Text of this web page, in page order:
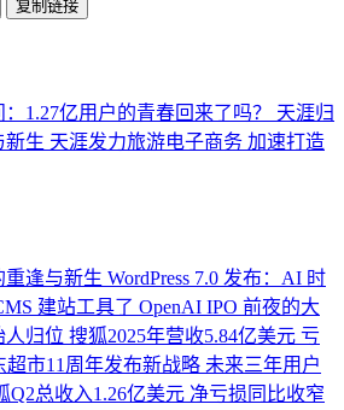
复制链接
1.27亿用户的青春回来了吗？
天涯归
新生 天涯发力旅游电子商务 加速打造
重逢与新生 WordPress 7.0 发布：AI 时
建站工具了 OpenAI IPO 前夜的大
人归位 搜狐2025年营收5.84亿美元 亏
超市11周年发布新战略 未来三年用户
Q2总收入1.26亿美元 净亏损同比收窄